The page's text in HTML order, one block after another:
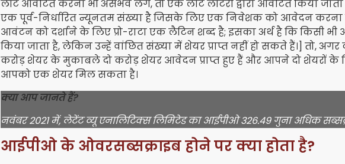
लॉट आवंटित करना भी असंभव लगे, तो एक लॉट लॉटरी द्वारा आवंटित किया जाता
एक पूर्व-निर्धारित न्यूनतम संख्या है जिसके लिए एक निवेशक को आवेदन करना
आवंटन को दर्शाने के लिए प्रो-राटा एक लैटिन शब्द है; इसका अर्थ है कि किसी
किया जाता है, लेकिन उन्हें वांछित संख्या में शेयर प्राप्त नहीं हो सकते हैं।] तो,
करोड़ शेयर के मुकाबले दो करोड़ शेयर आवेदन प्राप्त हुए हैं और आपने दो शेयरों के
आपको एक शेयर मिल सकता है।
क्या आप जानते हैं?
नवंबर 2021 में, लेटेंट व्यू एनालिटिक्स लिमिटेड का आईपीओ 326.49 गुना अधिक
आईपीओ के ओवरसब्सक्राइब होने पर क्या होता है?